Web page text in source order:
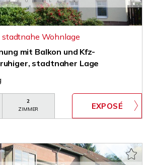
Wohnlage
mit Balkon und Kfz-
stadtnaher Lage
2
ZIMMER